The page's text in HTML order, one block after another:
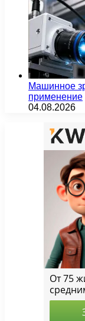
Машинное
применение
04.08.2026